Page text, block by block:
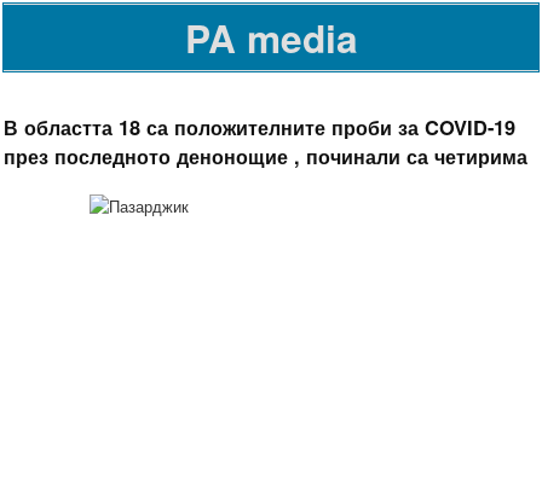
PA media
В областта 18 са положителните проби за COVID-19
през последното денонощие , починали са четирима